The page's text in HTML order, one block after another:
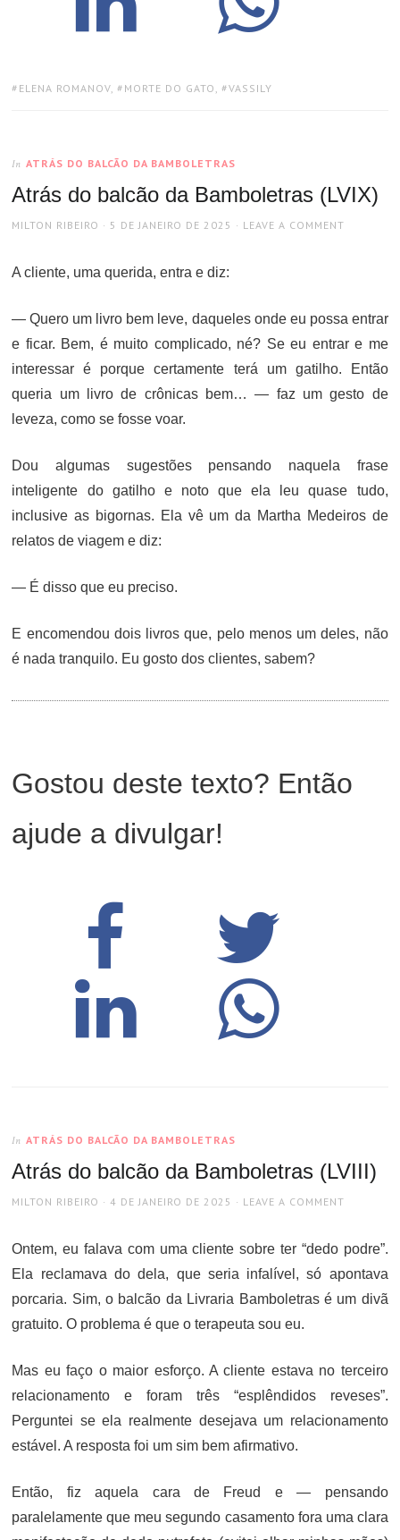
TAGS:
ELENA ROMANOV , MORTE DO GATO , VASSILY
In ATRÁS DO BALCÃO DA BAMBOLETRAS
Atrás do balcão da Bamboletras (LVIX)
AUTHOR
MILTON RIBEIRO
POSTED
5 DE JANEIRO DE 2025 LEAVE A COMMENT
A cliente, uma querida, entra e diz:
— Quero um livro bem leve, daqueles onde eu possa entrar
e ficar. Bem, é muito complicado, né? Se eu entrar e me
interessar é porque certamente terá um gatilho. Então
queria um livro de crônicas bem… — faz um gesto de
leveza, como se fosse voar.
Dou algumas sugestões pensando naquela frase
inteligente do gatilho e noto que ela leu quase tudo,
inclusive as bigornas. Ela vê um da Martha Medeiros de
relatos de viagem e diz:
— É disso que eu preciso.
E encomendou dois livros que, pelo menos um deles, não
é nada tranquilo. Eu gosto dos clientes, sabem?
Gostou deste texto? Então
ajude a divulgar!
In ATRÁS DO BALCÃO DA BAMBOLETRAS
Atrás do balcão da Bamboletras (LVIII)
AUTHOR
MILTON RIBEIRO
POSTED
4 DE JANEIRO DE 2025 LEAVE A COMMENT
Ontem, eu falava com uma cliente sobre ter “dedo podre”.
Ela reclamava do dela, que seria infalível, só apontava
porcaria. Sim, o balcão da Livraria Bamboletras é um divã
gratuito. O problema é que o terapeuta sou eu.
Mas eu faço o maior esforço. A cliente estava no terceiro
relacionamento e foram três “esplêndidos reveses”.
Perguntei se ela realmente desejava um relacionamento
estável. A resposta foi um sim bem afirmativo.
Então, fiz aquela cara de Freud e — pensando
paralelamente que meu segundo casamento fora uma clara